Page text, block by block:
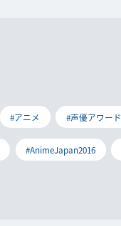
#アニメ #声優アワード
#AnimeJapan2016